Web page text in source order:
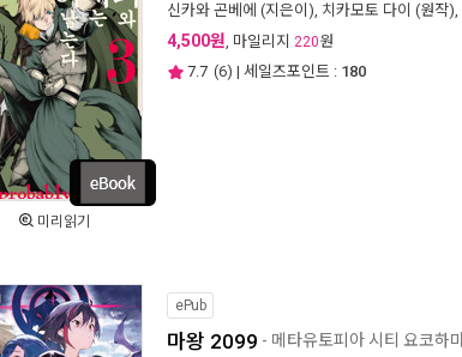
미리읽기
신카와 곤베에 (지은이), 치카모토 다이 (원작),
4,500원, 마일리지 220원
7.7 (6) | 세일즈포인트 : 180
ePub
마왕 2099 - 메타유토피아 시티 요코하